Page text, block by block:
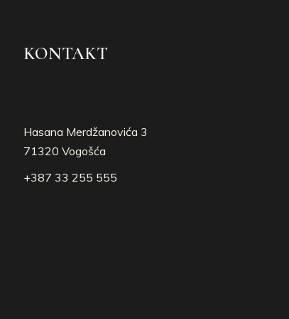
KONTAKT
Hasana Merdžanovića 3
71320 Vogošća
+387 33 255 555